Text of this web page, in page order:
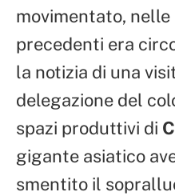
movimentato,
precedenti era
la notizia di una
delegazione del
spazi produttivi di
gigante asiatico
smentito il